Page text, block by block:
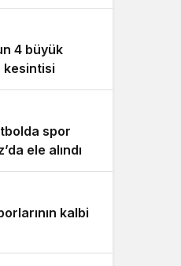
4 büyük
kesintisi
spor
ele alındı
kalbi